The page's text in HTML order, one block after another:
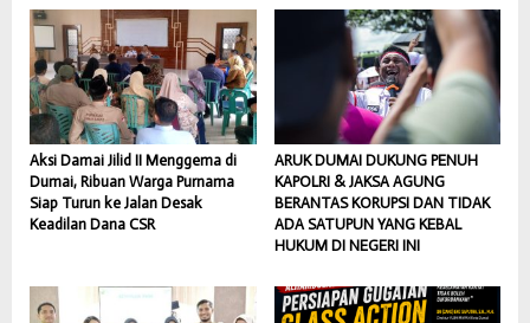
Aksi Damai Jilid II Menggema di
Dumai, Ribuan Warga Purnama
Siap Turun ke Jalan Desak
Keadilan Dana CSR
ARUK DUMAI DUKUNG PENUH
KAPOLRI & JAKSA AGUNG
BERANTAS KORUPSI DAN TIDAK
ADA SATUPUN YANG KEBAL
HUKUM DI NEGERI INI